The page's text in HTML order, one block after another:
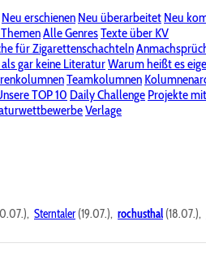
Neu erschienen Neu überarbeitet Neu
Alle GenresTexte über KV
für Zigarettenschachteln
gar keine LiteraturWarum heißt es
Teamkolumnen
TOP 10 Daily Challenge Projekte
Verlage
"KV-Board"Bereich "Literatur &
für KV Unsere SpenderlisteAlle
& BilderStalking
Sterntaler (19.07.), rochusthal (18.07.),